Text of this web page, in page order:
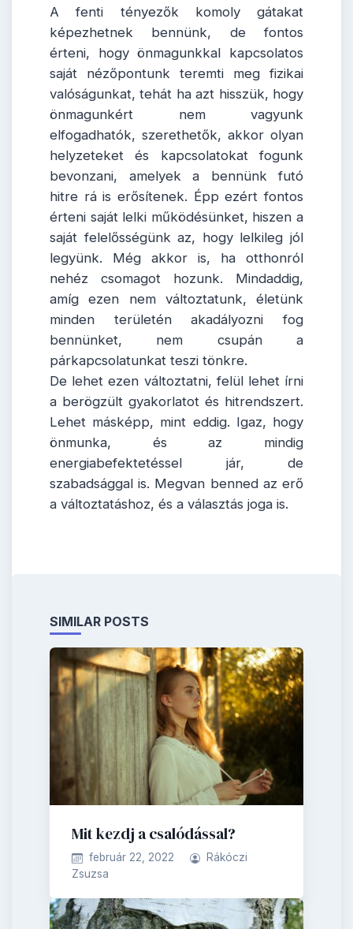
A fenti tényezők komoly gátakat
képezhetnek bennünk, de fontos
érteni, hogy önmagunkkal kapcsolatos
saját nézőpontunk teremti meg fizikai
valóságunkat, tehát ha azt hisszük, hogy
önmagunkért nem vagyunk
elfogadhatók, szerethetők, akkor olyan
helyzeteket és kapcsolatokat fogunk
bevonzani, amelyek a bennünk futó
hitre rá is erősítenek. Épp ezért fontos
érteni saját lelki működésünket, hiszen a
saját felelősségünk az, hogy lelkileg jól
legyünk. Még akkor is, ha otthonról
nehéz csomagot hozunk. Mindaddig,
amíg ezen nem változtatunk, életünk
minden területén akadályozni fog
bennünket, nem csupán a
párkapcsolatunkat teszi tönkre.
De lehet ezen változtatni, felül lehet írni
a berögzült gyakorlatot és hitrendszert.
Lehet másképp, mint eddig. Igaz, hogy
önmunka, és az mindig
energiabefektetéssel jár, de
szabadsággal is. Megvan benned az erő
a változtatáshoz, és a választás joga is.
SIMILAR POSTS
Mit kezdj a csalódással?
február 22, 2022
Rákóczi
Zsuzsa